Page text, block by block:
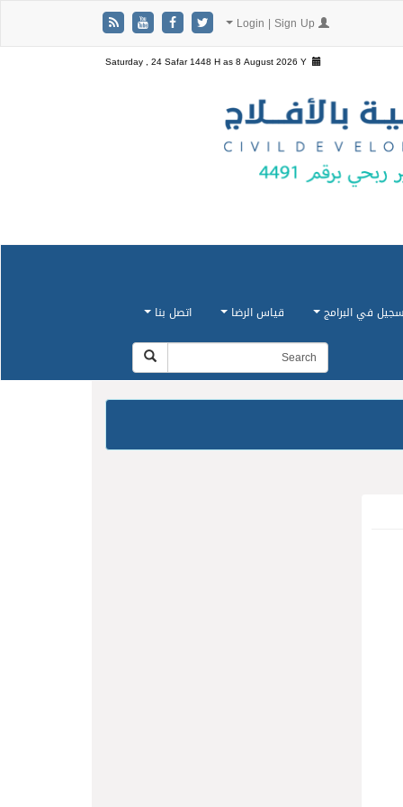
Saturday , 24 Safar 1448 H as8 August 2026 Y
في البرامج قياس الرضا اتصل بنا